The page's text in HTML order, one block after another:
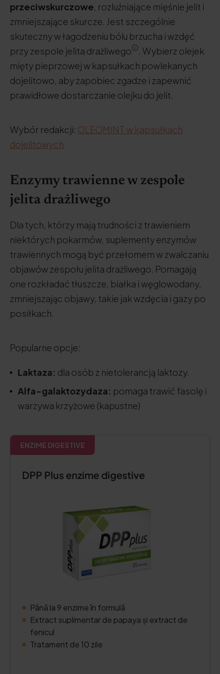
przeciwskurczowe, rozluźniające mięśnie jelit i
zmniejszające skurcze. Jest szczególnie
skuteczny w łagodzeniu bólu brzucha i wzdęć
przy zespole jelita drażliwego
. Wybierz olejek
mięty pieprzowej w kapsułkach powlekanych
dojelitowo, aby zapobiec zgadze i zapewnić
prawidłowe dostarczanie olejku do jelit.
Wybór redakcji: OLEOMINT w kapsułkach
dojelitowych
Enzymy trawienne w zespole
jelita drażliwego
Dla tych, którzy mają trudności z trawieniem
niektórych pokarmów, suplementy enzymów
trawiennych mogą być przełomem w zwalczaniu
objawów zespołu jelita drażliwego. Pomagają
one rozkładać tłuszcze, białka i węglowodany,
zmniejszając objawy, takie jak wzdęcia i gazy po
posiłkach.
Popularne opcje:
Laktaza: dla osób z nietolerancją laktozy.
Alfa-galaktozydaza: pomaga trawić fasolę i
warzywa krzyżowe (kapustne)
ENZIME DIGESTIVE
DPP Plus enzime digestive
Până la 9 enzime în formulă
Extract suplimentar de papaya și extract de
fenicul
Tratament de 10 zile